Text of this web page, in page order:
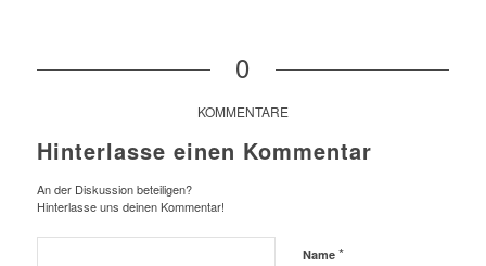
0
KOMMENTARE
Hinterlasse einen Kommentar
An der Diskussion beteiligen?
Hinterlasse uns deinen Kommentar!
Name *